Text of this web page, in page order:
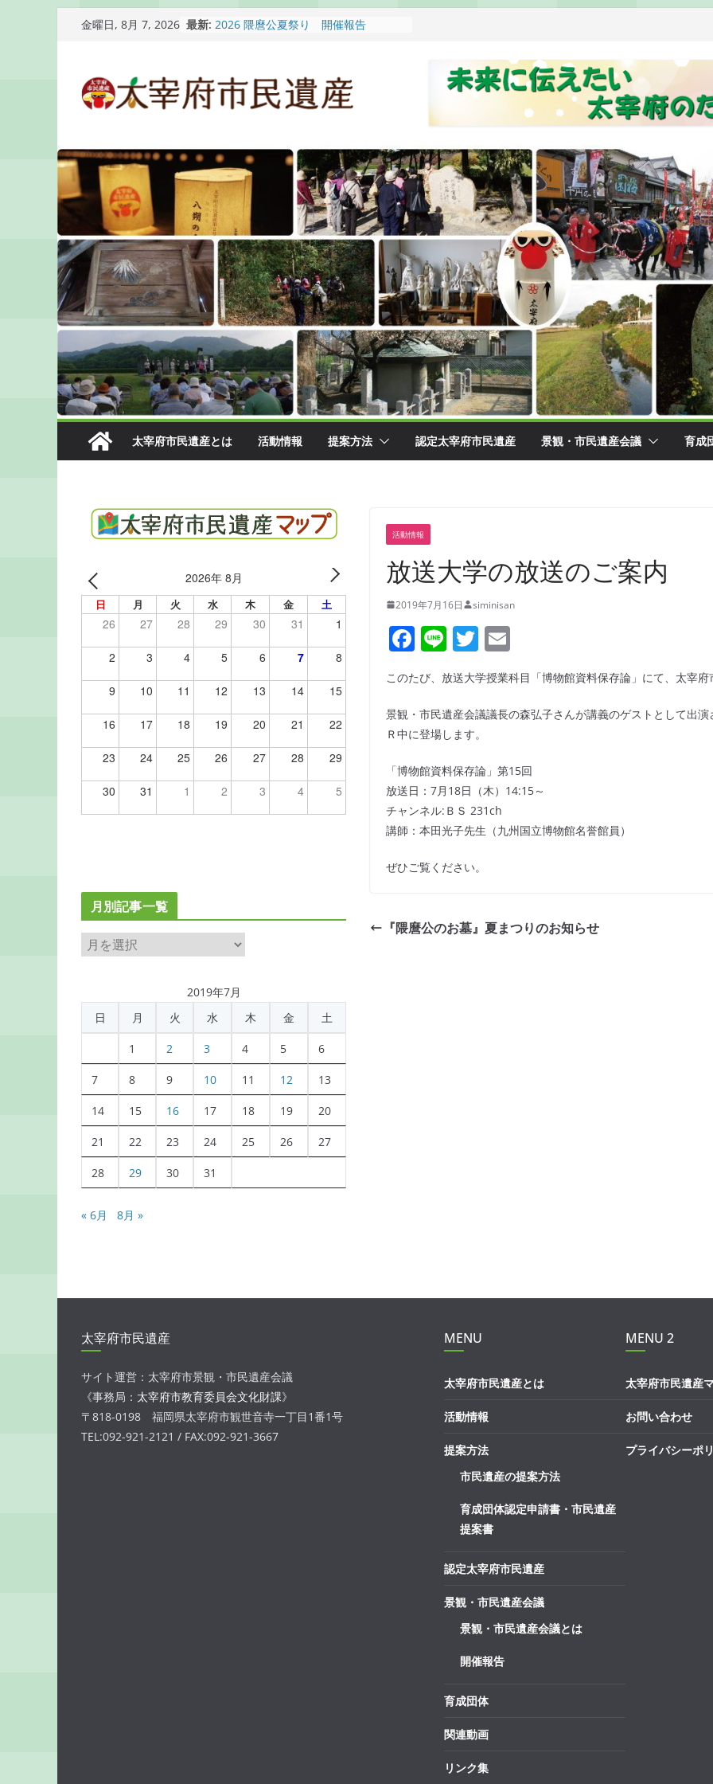
ス
ッ
プ
金曜日, 8月 7, 2026 最新: 2026 隈麿公夏祭り 開催報告
梅香苑夏まつり子どもみこし開催のお
知らせ
太宰府市民遺産とは 活動情報 提案方法 認定太宰府市民遺産 景観・市民遺産会議 育成
活動情報
放送大学の放送のご案内
2019年7月16日 siminisan
F
c
e
b
o
o
k
Li
n
e
T
w
itt
er
m
ai
l
このたび、放送大学授業科目「博物館資料保存論」にて、太宰
景観・市民遺産会議議長の森弘子さんが講義のゲストとして出
Ｒ中に登場します。
「博物館資料保存論」第15回
放送日：7月18日（木）14:15～
チャンネル:ＢＳ 231ch
講師：本田光子先生（九州国立博物館名誉館員）
ぜひご覧ください。
『隈麿公のお墓』夏まつりのお知らせ
2026年 8月
日 月 火 水 木 金 土
26 27 28 29 30 31 1
2 3 4 5 6 7 8
9 10 11 12 13 14 15
16 17 18 19 20 21 22
23 24 25 26 27 28 29
30 31 1 2 3 4 5
月別記事一覧
月
事
2019年7月
日
月 火 水 木 金 土
1 2 3 4 5 6
7 8 9 10 11 12 13
14 15 16 17 18 19 20
21 22 23 24 25 26 27
28 29 30 31
« 6月 8月 »
太宰府市民遺産
サイト運営：太宰府市景観・市民遺産会議
《事務局： 太宰府市教育委員会文化財課》
〒818-0198 福岡県太宰府市観世音寺一丁目1番1号
TEL:092-921-2121 / FAX:092-921-3667
MENU
太宰府市民遺産とは
活動情報
提案方法
市民遺産の提案方法
育成団体認定申請書・市民遺産
提案書
認定太宰府市民遺産
景観・市民遺産会議
景観・市民遺産会議とは
開催報告
育成団体
関連動画
リンク集
MENU 2
太宰府市民遺産
お問い合わせ
プライバシーポ